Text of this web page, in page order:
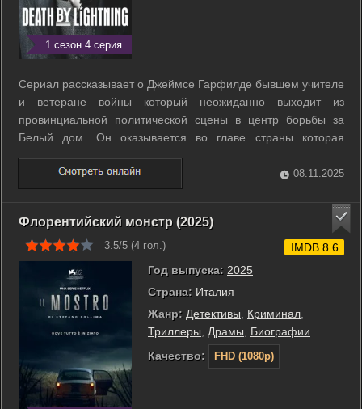
1 сезон 4 серия
Сериал рассказывает о Джеймсе Гарфилде бывшем учителе
и ветеране войны который неожиданно выходит из
провинциальной политической сцены в центр борьбы за
Белый дом. Он оказывается во главе страны которая
разрывается между сторонниками старой системы
протекций и реформаторами и пытается очистить власть от
коррупции и партийных сделок. Параллельно ...
08.11.2025
Флорентийский монстр (2025)
3.5/5 (4 гол.)
Год выпуска: 2025
Страна: Италия
Жанр: Детективы Криминал
Триллеры
Драмы
Биографии
Качество:
FHD (1080p)
IMDB 8.6